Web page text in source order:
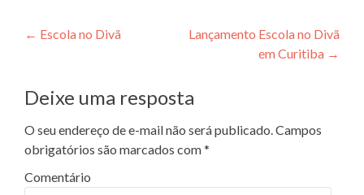
Navegação de posts
← Escola no Divã
Lançamento Escola no Divã
em Curitiba →
Deixe uma resposta
O seu endereço de e-mail não será publicado.Campos
obrigatórios são marcados com*
Comentário